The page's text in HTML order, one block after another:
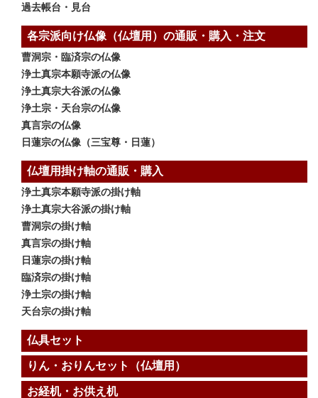
過去帳台・見台
各宗派向け仏像（仏壇用）の通販・購入・注文
曹洞宗・臨済宗の仏像
浄土真宗本願寺派の仏像
浄土真宗大谷派の仏像
浄土宗・天台宗の仏像
真言宗の仏像
日蓮宗の仏像（三宝尊・日蓮）
仏壇用掛け軸の通販・購入
浄土真宗本願寺派の掛け軸
浄土真宗大谷派の掛け軸
曹洞宗の掛け軸
真言宗の掛け軸
日蓮宗の掛け軸
臨済宗の掛け軸
浄土宗の掛け軸
天台宗の掛け軸
仏具セット
りん・おりんセット（仏壇用）
お経机・お供え机